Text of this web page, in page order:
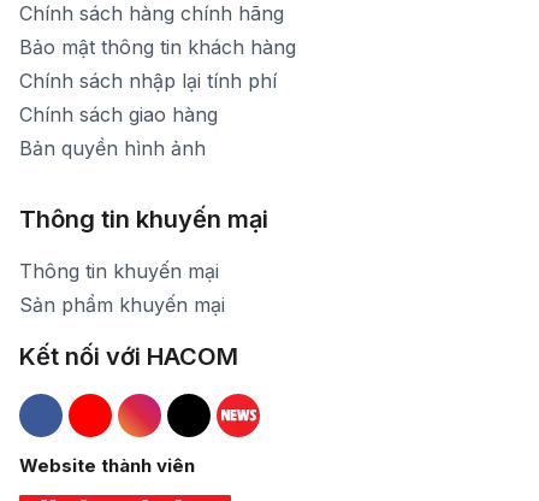
Chính sách hàng chính hãng
Bảo mật thông tin khách hàng
Chính sách nhập lại tính phí
Chính sách giao hàng
Bản quyền hình ảnh
Thông tin khuyến mại
Thông tin khuyến mại
Sản phẩm khuyến mại
Kết nối với HACOM
Hacom Facebook
Hacom YouTube
Hacom Instagram
Hacom TikTok
Website thành viên